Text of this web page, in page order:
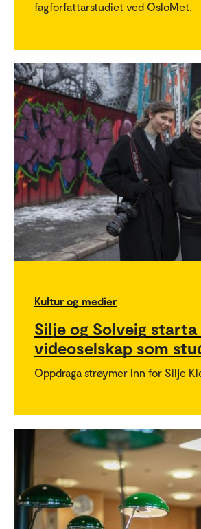
fagforfattarstudiet ved OsloMet.
Kultur og medier
Silje og Solveig starta
videoselskap som
Oppdraga strøymer inn for Silje